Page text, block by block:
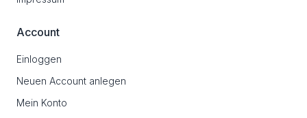
Account
Einloggen
Neuen Account anlegen
Mein Konto